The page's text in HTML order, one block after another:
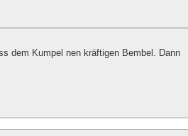
dem Kumpel nen kräftigen Bembel. Dann